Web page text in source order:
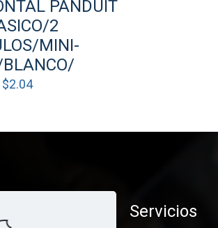
PANDUIT
2
MINI-
$2.04
Servicios